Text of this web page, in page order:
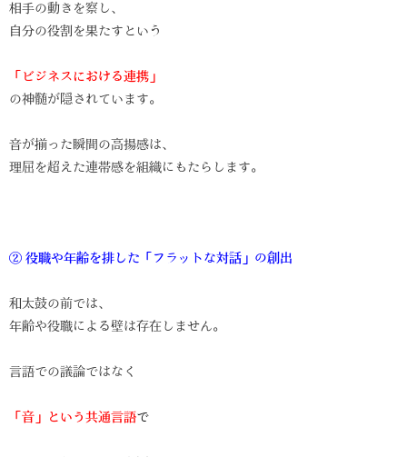
相手の動きを察し、
自分の役割を果たすという
「ビジネスにおける連携 」
の神髄が隠されています。
音が揃った瞬間の高揚感は、
理屈を超えた連帯感を組織にもたらします。
② 役職や年齢を排した「フラットな対話」の創出
和太鼓の前では、
年齢や役職による壁は存在しません。
言語での議論ではなく
「音」という共通言語で